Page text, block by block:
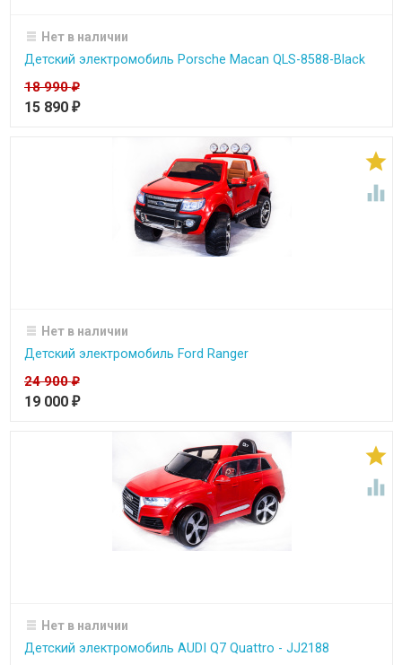
Нет в наличии
Детский электромобиль Porsche Macan QLS-8588-Black
18 990₽
15 890 ₽


Нет в наличии
Детский электромобиль Ford Ranger
24 900₽
19 000 ₽


Нет в наличии
Детский электромобиль AUDI Q7 Quattro - JJ2188